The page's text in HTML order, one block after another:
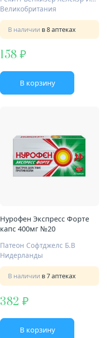
Великобритания
В наличии в 8 аптеках
158
В корзину
Нурофен Экспресс Форте
капс 400мг №20
Патеон Софтджелс Б.В
Нидерланды
В наличии в 7 аптеках
382
В корзину